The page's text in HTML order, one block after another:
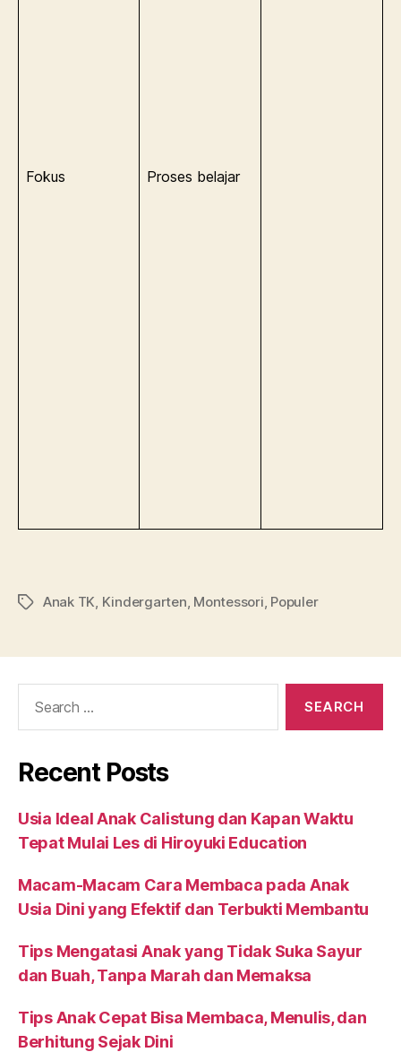
Fokus Proses belajar
Anak TK, Kindergarten, Montessori, Populer
Recent Posts
Usia Ideal Anak Calistung dan Kapan Waktu
Tepat Mulai Les di Hiroyuki Education
Macam-Macam Cara Membaca pada Anak
Usia Dini yang Efektif dan Terbukti Membantu
Tips Mengatasi Anak yang Tidak Suka Sayur
dan Buah, Tanpa Marah dan Memaksa
Tips Anak Cepat Bisa Membaca, Menulis, dan
Berhitung Sejak Dini